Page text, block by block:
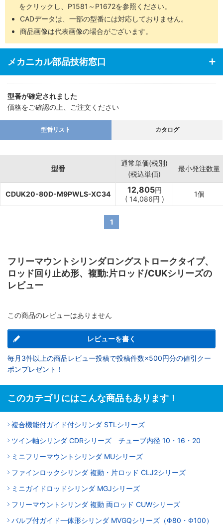
をクリックし、P1581～P1672を参照ください。
CADデータは、一部の型番には対応しておりません。
商品画像は代表画像の場合がございます。
メカニカル部品技術窓口
型番が確定されました
価格をご確認の上、ご注文ください
型番リスト カタログ
型番
通常単価(税別)
(税込単価)
最小発注数量
CDUK20-80D-M9PWLS-XC34 12,805円
( 14,086円 )
1個
1
フリーマウントシリンダロングストロークタイプ、
ロッド回り止め形、複動:片ロッド/CUKシリーズの
レビュー
この商品のレビューはありません
レビューを書く
毎月3件以上の商品レビュー投稿で投稿件数×500円分の値引クー
ポンプレゼント！
このカテゴリにはこんな商品もあります！
複合機能付ガイド付シリンダ STLシリーズ
ツイン軸シリンダ CDRシリーズ チューブ内径 10・16・20
ミニフリーマウントシリンダ MUシリーズ
ファインロックシリンダ 複動・片ロッド CLJ2シリーズ
ミニガイドロッドシリンダ MGJシリーズ
フリーマウントシリンダ 複動 両ロッド CUWシリーズ
バルブ付ガイド一体形シリンダ MVGQシリーズ（Φ80・Φ100）